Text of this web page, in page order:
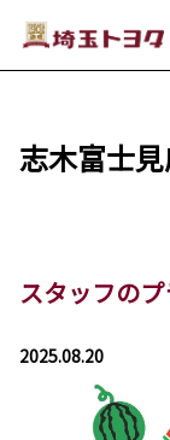
志木富士
スタッフの
2025.08.20